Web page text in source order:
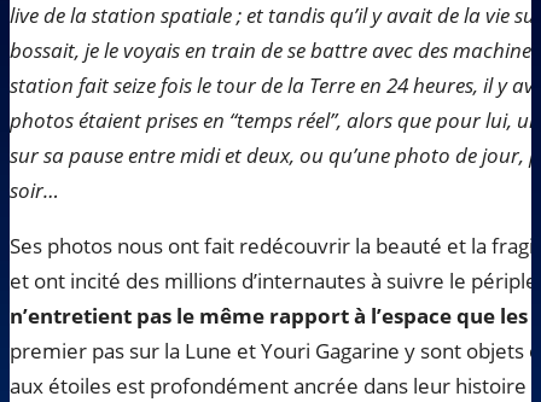
live de la station spatiale ; et tandis qu’il y avait de la vie
bossait, je le voyais en train de se battre avec des
station fait seize fois le tour de la Terre en 24 heures, il y
photos étaient prises en “temps réel”, alors que pour lui,
sur sa pause entre midi et deux, ou qu’une photo de jour,
soir…
Ses photos nous ont fait redécouvrir la beauté et la
et ont incité des millions d’internautes à suivre le périple
n’entretient pas le même rapport à l’espace que les
premier pas sur la Lune et Youri Gagarine y sont objets
aux étoiles est profondément ancrée dans leur histoire